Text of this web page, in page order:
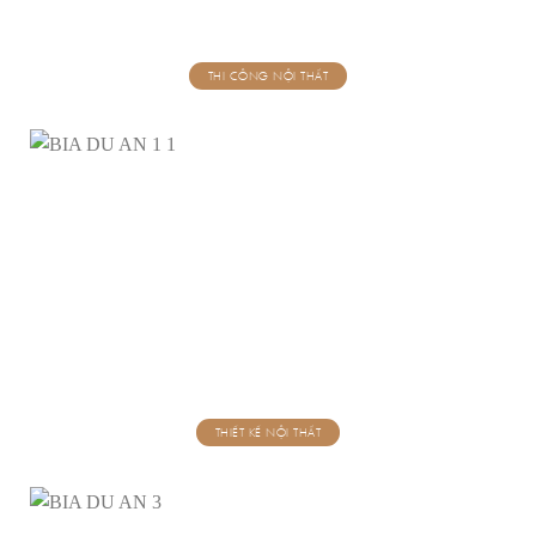
THI CÔNG NỘI THẤT
THIẾT KẾ NỘI THẤT